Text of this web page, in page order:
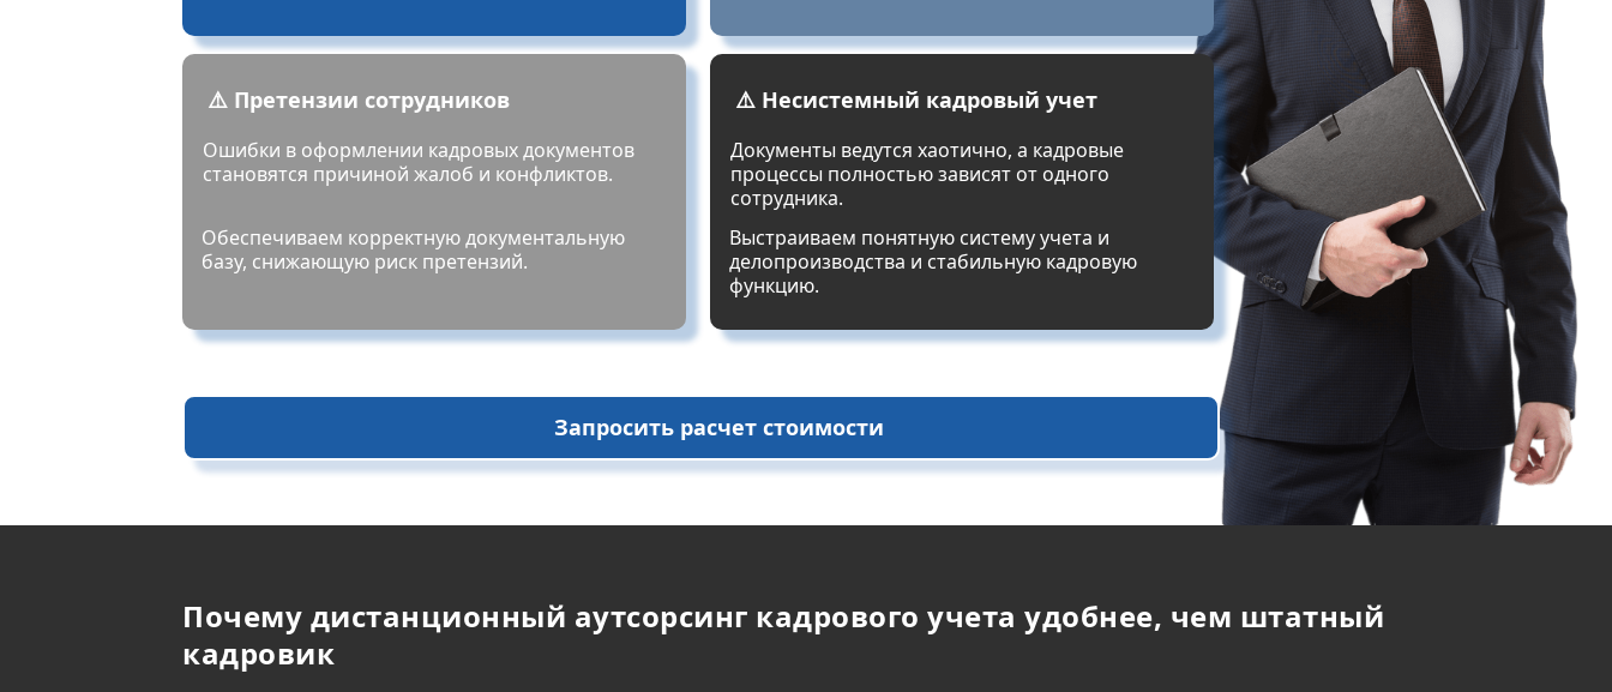
Обеспечиваем корректную документальную
базу, снижающую риск претензий.
⚠️ Претензии сотрудников
Ошибки в оформлении кадровых документов
становятся причиной жалоб и конфликтов.
Выстраиваем понятную систему учета и
делопроизводства и стабильную кадровую
функцию.
⚠️ Несистемный кадровый учет
Документы ведутся хаотично, а кадровые
процессы полностью зависят от одного
сотрудника.
Запросить расчет стоимости
Почему дистанционный аутсорсинг кадрового учета удобнее, чем штатный
кадровик